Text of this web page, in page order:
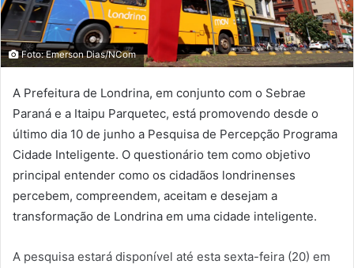
Foto: Emerson Dias/NCom
A Prefeitura de Londrina, em conjunto com o Sebrae
Paraná e a Itaipu Parquetec, está promovendo desde o
último dia 10 de junho a Pesquisa de Percepção Programa
Cidade Inteligente. O questionário tem como objetivo
principal entender como os cidadãos londrinenses
percebem, compreendem, aceitam e desejam a
transformação de Londrina em uma cidade inteligente.
A pesquisa estará disponível até esta sexta-feira (20) em